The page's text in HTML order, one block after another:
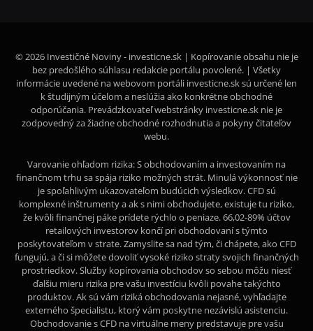
© 2026 Investičné Noviny - investicne.sk | Kopírovanie obsahu nie je
bez predošlého súhlasu redakcie portálu povolené. | Všetky
informácie uvedené na webovom portáli investicne.sk sú určené len
k študijným účelom a neslúžia ako konkrétne obchodné
odporúčania. Prevádzkovateľ webstránky investicne.sk nie je
zodpovedný za žiadne obchodné rozhodnutia a pokyny čitateľov
webu.
Varovanie ohľadom rizika: S obchodovaním a investovaním na
finančnom trhu sa spája riziko možných strát. Minulá výkonnosť nie
je spoľahlivým ukazovateľom budúcich výsledkov. CFD sú
komplexné inštrumenty a ak s nimi obchodujete, existuje tu riziko,
že kvôli finančnej páke prídete rýchlo o peniaze. 66,02-89% účtov
retailových investorov končí pri obchodovaní s týmto
poskytovateľom v strate. Zamyslite sa nad tým, či chápete, ako CFD
fungujú, a či si môžete dovoliť vysoké riziko straty svojich finančných
prostriedkov. Služby kopírovania obchodov so sebou môžu niesť
ďalšiu mieru rizika pre vašu investíciu kvôli povahe takýchto
produktov. Ak sú vám riziká obchodovania nejasné, vyhľadajte
externého špecialistu, ktorý vám poskytne nezávislú asistenciu.
Obchodovanie s CFD na virtuálne meny predstavuje pre vašu